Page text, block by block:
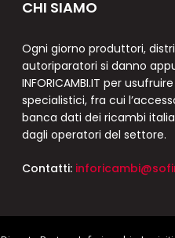
CHI SIAMO
Ogni giorno produttori,
autoriparatori si danno
INFORICAMBI.IT per
specialistici, fra cui
banca dati dei ricambi
dagli operatori del settore.
Contatti: